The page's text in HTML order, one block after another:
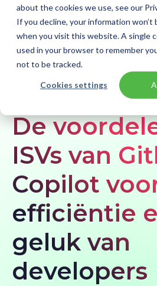
about the cookies we use, see our
If you decline, your information won’t
when you visit this website. A single
used in your browser to remember
not to be tracked.
Cookies settings
Home Blogs
BLOG
De
ISVs van
Copilot
efficiëntie
geluk van
developers